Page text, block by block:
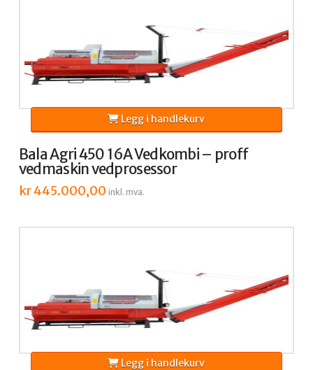
Bala Agri 450 16A Vedkombi – proff
vedmaskin vedprosessor
kr445.000,00 inkl. mva.
Legg i handlekurv
Legg i handlekurv